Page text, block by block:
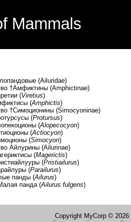
Mammals
(Ailuridae)
(Amphictinae)
(Viretius)
(Amphictis)
(Simocyoninae)
(Protursus)
(Alopecocyon)
(Actiocyon)
(Simocyon)
(Ailurinae)
(Magerictis)
(Pristiailurus)
(Parailurus)
(Ailurus)
(Ailurus fulgens)
Copyright MyCorp © 2026